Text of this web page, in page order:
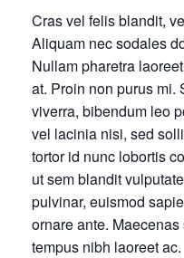
Cras vel felis blandit,
Aliquam nec sodales
Nullam pharetra
at. Proin non purus mi.
viverra, bibendum leo
vel lacinia nisi, sed
tortor id nunc lobortis
ut sem blandit
pulvinar, euismod
ornare ante.
tempus nibh laoreet ac.